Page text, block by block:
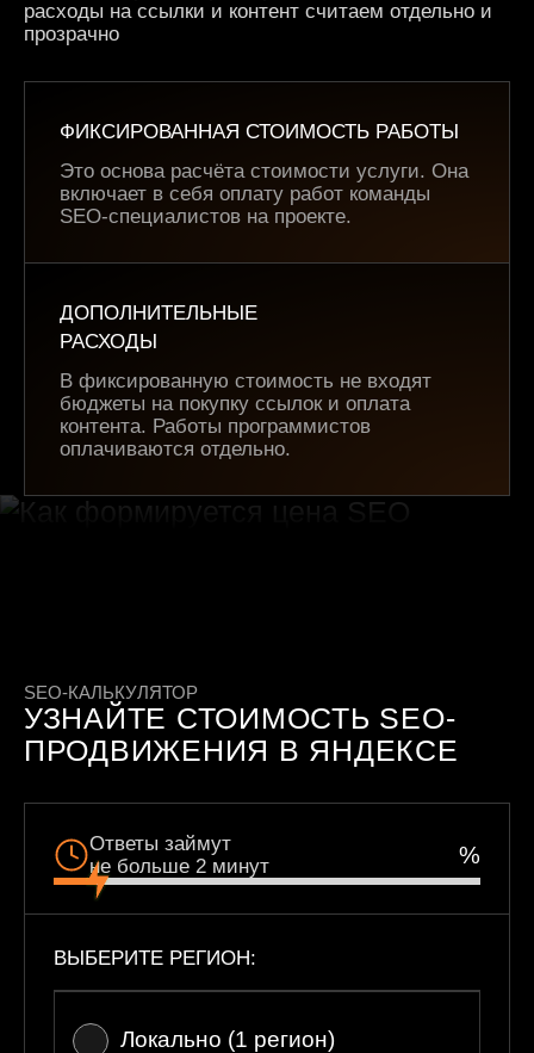
расходы на ссылки и контент считаем отдельно и
прозрачно
ФИКСИРОВАННАЯ СТОИМОСТЬ РАБОТЫ
Это основа расчёта стоимости услуги. Она
включает в себя оплату работ команды
SEO-специалистов на проекте.
ДОПОЛНИТЕЛЬНЫЕ
РАСХОДЫ
В фиксированную стоимость не входят
бюджеты на покупку ссылок и оплата
контента. Работы программистов
оплачиваются отдельно.
SEO-КАЛЬКУЛЯТОР
УЗНАЙТЕ СТОИМОСТЬ SEO-
ПРОДВИЖЕНИЯ В ЯНДЕКСЕ
Ответы займут
не больше 2 минут
%
ВЫБЕРИТЕ РЕГИОН:
Локально (1 регион)